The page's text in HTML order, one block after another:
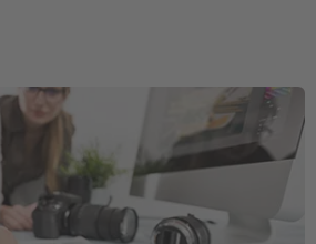
erfahren